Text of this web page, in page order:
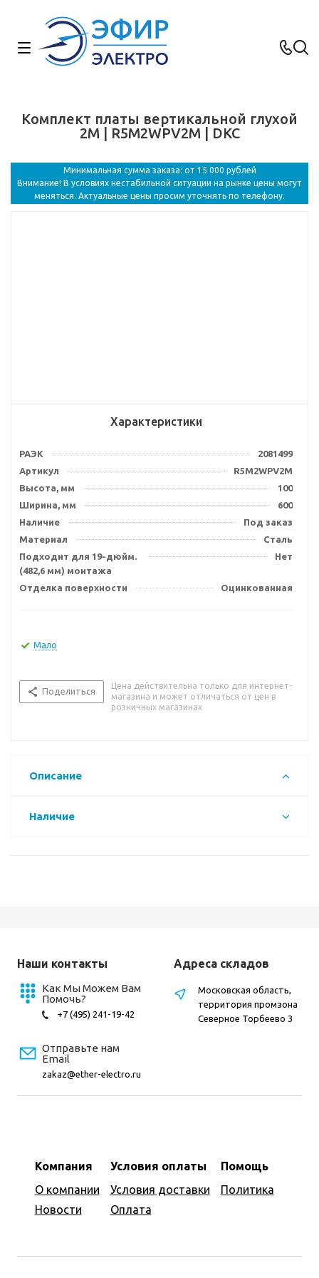
Комплект платы вертикальной глухой
2M | R5M2WPV2M | DKC
Минимальная сумма заказа: от 15 000 рублей
Внимание! В условиях нестабильной ситуации на рынке цены могут
меняться. Актуальные цены просим уточнять по телефону.
Характеристики
РАЭК
2081499
Артикул
R5M2WPV2M
Высота, мм
100
Ширина, мм
600
Наличие
Под заказ
Материал
Сталь
Подходит для 19-дюйм.
(482,6 мм) монтажа
Нет
Отделка поверхности Оцинкованная
Мало
Поделиться
Цена действительна только для интернет-
магазина и может отличаться от цен в
розничных магазинах
Описание
Наличие
Наши контакты
Как Мы Можем Вам
Помочь?
+7 (495) 241-19-42
Отправьте нам
Email
zakaz@ether-electro.ru
Компания
О компании
Новости
Условия оплаты
Условия доставки
Оплата
Помощь
Политика
Адреса складов
Московская область,
территория промзона
Северное Торбеево 3